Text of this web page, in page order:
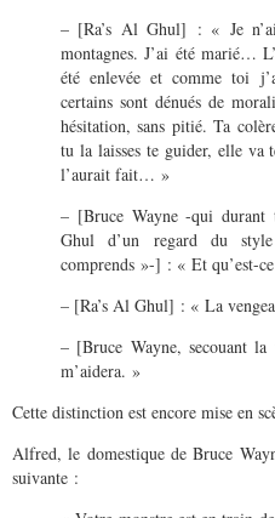
– [Ra’s Al Ghul] : « Je
montagnes. J’ai été marié…
été enlevée et comme toi
certains sont dénués de
hésitation, sans pitié. Ta
tu la laisses te guider, elle va
l’aurait fait… »
– [Bruce Wayne -qui durant
Ghul d’un regard du
comprends »-] : « Et qu’est-
– [Ra’s Al Ghul] : « La
– [Bruce Wayne, secouant
m’aidera. »
Cette distinction est encore mise en
Alfred, le domestique de Bruce
suivante :